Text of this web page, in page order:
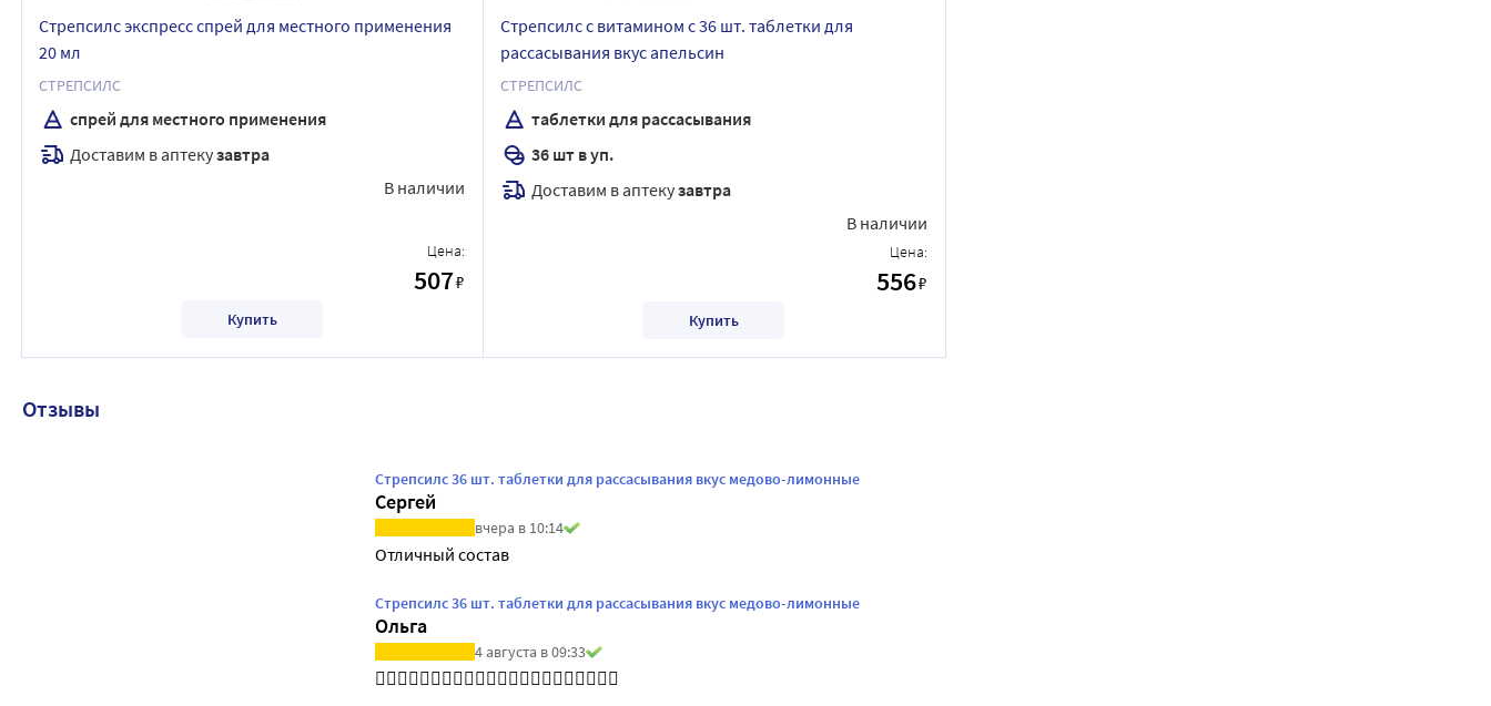
Стрепсилс экспресс спрей для местного применения
20 мл
СТРЕПСИЛС
спрей для местного применения
Доставим в аптекузавтра
В наличии
Цена:
507₽
Купить
Стрепсилс с витамином с 36 шт. таблетки для
рассасывания вкус апельсин
СТРЕПСИЛС
таблетки для рассасывания
36 шт в уп.
Доставим в аптекузавтра
В наличии
Цена:
556₽
Купить
Отзывы
Стрепсилс 36 шт. таблетки для рассасывания вкус медово-лимонные
Сергей
вчера в 10:14
Отличный состав
Стрепсилс 36 шт. таблетки для рассасывания вкус медово-лимонные
Ольга
4 августа в 09:33
👍🏻👍🏻👍🏻👍🏻👍🏻👍🏻👍🏻👍🏻👍🏻👍🏻👍🏻